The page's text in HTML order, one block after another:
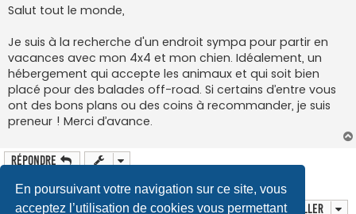
En poursuivant votre navigation sur ce site, vous
acceptez l’utilisation de cookies vous permettant
s
s
g
e
Salut tout le monde,
Je suis à la recherche d'un endroit sympa pour partir en
vacances avec mon 4x4 et mon chien. Idéalement, un
hébergement qui accepte les animaux et qui soit bien
placé pour des balades off-road. Si certains d’entre vous
ont des bons plans ou des coins à recommander, je suis
preneur ! Merci d’avance.
Répondre
Aller